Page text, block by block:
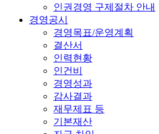
인권경영 구제절차 안내
경영공시
경영목표/운영계획
결산서
인력현황
인건비
경영성과
감사결과
재무제표 등
기본재산